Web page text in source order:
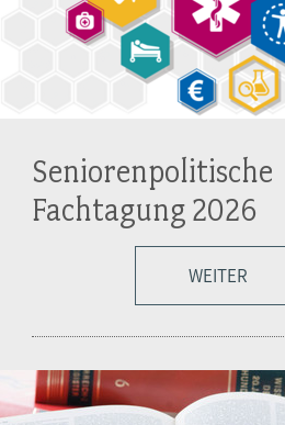
Seniorenpolitische
Fachtagung 2026
WEITER